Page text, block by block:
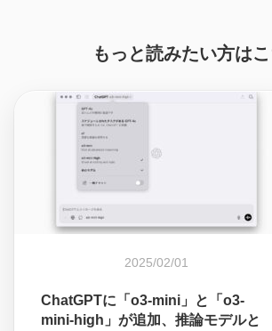
もっと読みたい方は
2025/02/01
ChatGPTに「o3-mini」と「o3-
mini-high」が追加、推論モデルと